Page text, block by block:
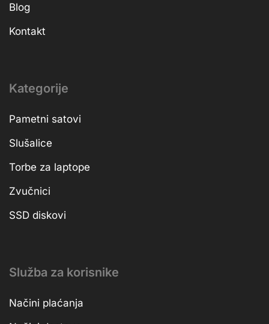
Blog
Kontakt
Kategorije
Pametni satovi
Slušalice
Torbe za laptope
Zvučnici
SSD diskovi
Služba za korisnike
Načini plaćanja